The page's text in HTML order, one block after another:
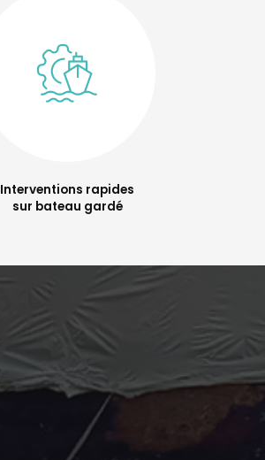
Interventions rapides
sur bateau gardé